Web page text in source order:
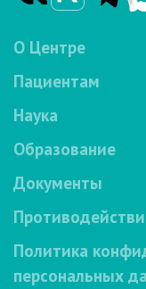
О Центре
Пациентам
Наука
Образование
Документы
Политика
персональных